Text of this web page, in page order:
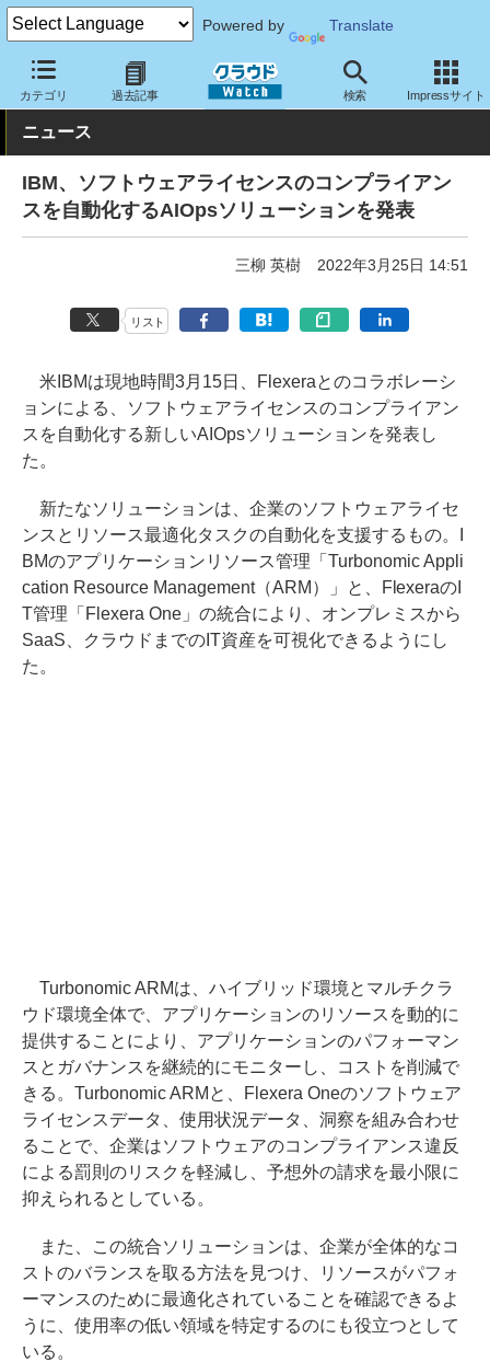
Powered by Translate
カテゴリ 過去記事 検索 Impressサイト
クラウド Watch サービス・ソフト ソフトウェア その他
ニュース
IBM、ソフトウェアライセンスのコンプライアン
スを自動化するAIOpsソリューションを発表
三柳 英樹 2022年3月25日 14:51
リスト
米IBMは現地時間3月15日、Flexeraとのコラボレーシ
ョンによる、ソフトウェアライセンスのコンプライアン
スを自動化する新しいAIOpsソリューションを発表し
た。
新たなソリューションは、企業のソフトウェアライセ
ンスとリソース最適化タスクの自動化を支援するもの。I
BMのアプリケーションリソース管理「Turbonomic Appli
cation Resource Management（ARM）」と、FlexeraのI
T管理「Flexera One」の統合により、オンプレミスから
SaaS、クラウドまでのIT資産を可視化できるようにし
た。
Turbonomic ARMは、ハイブリッド環境とマルチクラ
ウド環境全体で、アプリケーションのリソースを動的に
提供することにより、アプリケーションのパフォーマン
スとガバナンスを継続的にモニターし、コストを削減で
きる。Turbonomic ARMと、Flexera Oneのソフトウェア
ライセンスデータ、使用状況データ、洞察を組み合わせ
ることで、企業はソフトウェアのコンプライアンス違反
による罰則のリスクを軽減し、予想外の請求を最小限に
抑えられるとしている。
また、この統合ソリューションは、企業が全体的なコ
ストのバランスを取る方法を見つけ、リソースがパフォ
ーマンスのために最適化されていることを確認できるよ
うに、使用率の低い領域を特定するのにも役立つとして
いる。